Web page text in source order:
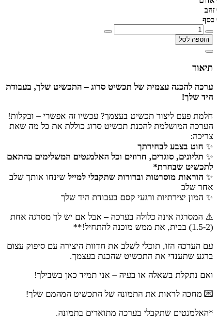
זהב
כסף
הוספה לסל
תיאור
ערכה להכנה עצמית של תכשיט סרוג – התכשיט שלך, בעבודת
היד שלך!
חלמת פעם ליצור תכשיט בעצמך? עכשיו זה אפשרי – ובקלות!
הערכה המושלמת להכנת תכשיט סרוג כוללת את כל מה שאת
צריכה:
✨ חוט בצבע לבחירתך
✨ תליונים, סוגרים, חרוזים וכל האלמנטים המשלימים בהתאם
לתכשיט שבחרת*
✨ הוראות מוסרטות וברורות שתקבלי למייל שינחו אותך שלב
אחר שלב
✨ המון יצירתיות ורגעי קסם בעבודת היד שלך
⚠ המסרגה אינה כלולה בערכה – אבל אם יש לך מסרגה אחת
(1.5-2) בבית, את ממש מוכנה להתחיל
!
**
עם הערכה הזו, תוכלי לשלב את חדוות היצירה עם סיפוק עצום
ברגע שתענדי את התכשיט שהכנת בעצמך.
ואם נתקלת בשאלה או בעיה – אני תמיד כאן בשבילך!
💌 מחכה לראות את התמונה של התכשיט המהמם שלך!
*האלמנטים שתקבלי בערכה מתוארים בתמונה.